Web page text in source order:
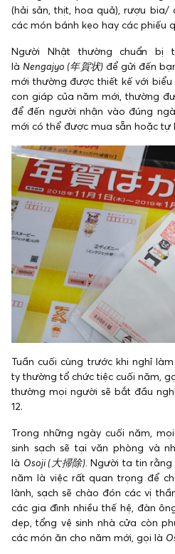
(hải sản, thịt, hoa quả), rượu bia/
các món bánh kẹo hay các phiếu
Người Nhật thường chuẩn bị
là Nengajyo (年賀状)để gửi đến
mới thường được thiết kế với
con giáp của năm mới, thường
để đến người nhận vào đúng
mới có thể được mua sẵn hoặc tự
Tuần cuối cùng trước khi nghỉ
ty thường tổ chức tiệc cuối năm,
thường mọi người sẽ bắt đầu
12.
Trong những ngày cuối năm,
sinh sạch sẽ tại văn phòng và
là Osoji (大掃除). Người ta tin rằng
năm là việc rất quan trọng để
lành, sạch sẽ chào đón các vị
các gia đình nhiều thế hệ, đàn
dẹp, tổng vệ sinh nhà cửa còn
các món ăn cho năm mới, gọi là